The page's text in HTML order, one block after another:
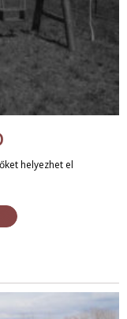
helyezhet el